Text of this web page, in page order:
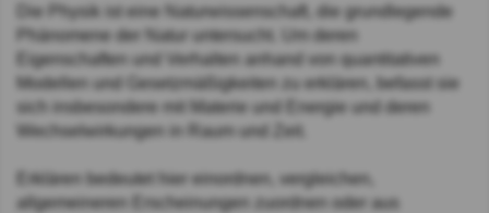
Die Physik ist eine Naturwissenschaft, die grundlegende
Phänomene der Natur untersucht. Um deren
Eigenschaften und Verhalten anhand von quantitativen
Modellen und Gesetzmäßigkeiten zu erklären, befasst sie
sich insbesondere mit Materie und Energie und deren
Wechselwirkungen in Raum und Zeit.
Erklären bedeutet hier einordnen, vergleichen,
allgemeineren Erscheinungen zuordnen oder aus